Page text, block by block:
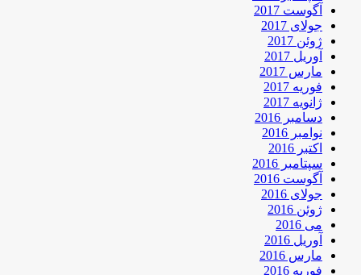
آگوست 2017
جولای 2017
ژوئن 2017
آوریل 2017
مارس 2017
فوریه 2017
ژانویه 2017
دسامبر 2016
نوامبر 2016
اکتبر 2016
سپتامبر 2016
آگوست 2016
جولای 2016
ژوئن 2016
می 2016
آوریل 2016
مارس 2016
فوریه 2016